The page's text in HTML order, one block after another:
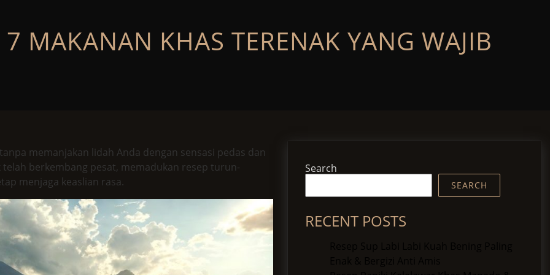
MAKANAN KHAS TERENAK YANG WAJIB
memanjakan lidah Anda dengan sensasi pedas dan
berkembang pesat, memadukan resep turun-
menjaga keaslian rasa.
Search
SEARCH
RECENT POSTS